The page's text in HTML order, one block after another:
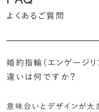
よくあるご質問
婚約指輪（エンゲージリ
違いは何ですか？
意味合いとデザインが大